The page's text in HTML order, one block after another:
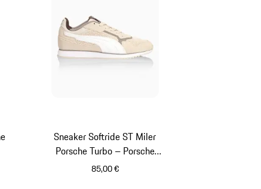
Sneaker Softride ST Miler
Porsche Turbo – Porsche
Legacy x PUMA
85,00 €